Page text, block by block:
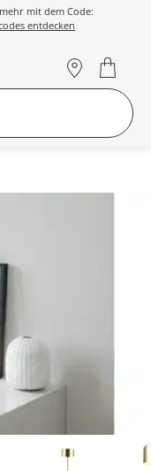
mit dem Code:
entdecken